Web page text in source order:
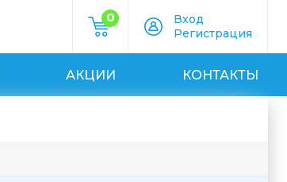
0
Вход
Регистрация
АКЦИИ КОНТАКТЫ